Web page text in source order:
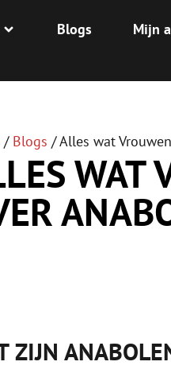
Blogs Mijn
/ Blogs /Alles wat
WAT
ZIJN